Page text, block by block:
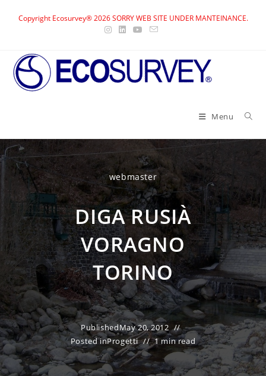
Copyright Ecosurvey® 2026 SORRY WEB SITE UNDER MANTEINANCE.
Menu
webmaster
DIGA RUSIÀ
VORAGNO
TORINO
PublishedMay 20, 2012
Posted inProgetti 1 min read